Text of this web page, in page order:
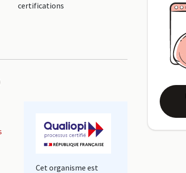
certifications
Cet organisme est